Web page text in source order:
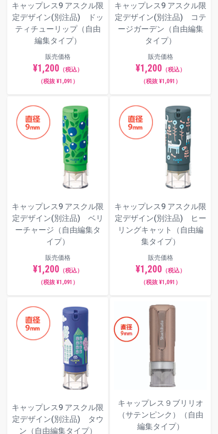
キャップレス9 アスクル限
定デザイン(別注品) ドッ
ティチューリップ（自由
編集タイプ）
販売価格
¥1,200 （税込）
（税抜 ¥1,091）
キャップレス9 アスクル限
定デザイン(別注品) コテ
ージガーデン（自由編集
タイプ）
販売価格
¥1,200 （税込）
（税抜 ¥1,091）
キャップレス9 アスクル限
定デザイン(別注品) ベリ
ーチャージ（自由編集タ
イプ）
販売価格
¥1,200 （税込）
（税抜 ¥1,091）
キャップレス9 アスクル限
定デザイン(別注品) ヒー
リングキャット（自由編
集タイプ）
販売価格
¥1,200 （税込）
（税抜 ¥1,091）
キャップレス9 アスクル限
定デザイン(別注品) タウ
ン（自由編集タイプ）
キャップレス９ブリリオ
（サテンピンク）（自由
編集タイプ）